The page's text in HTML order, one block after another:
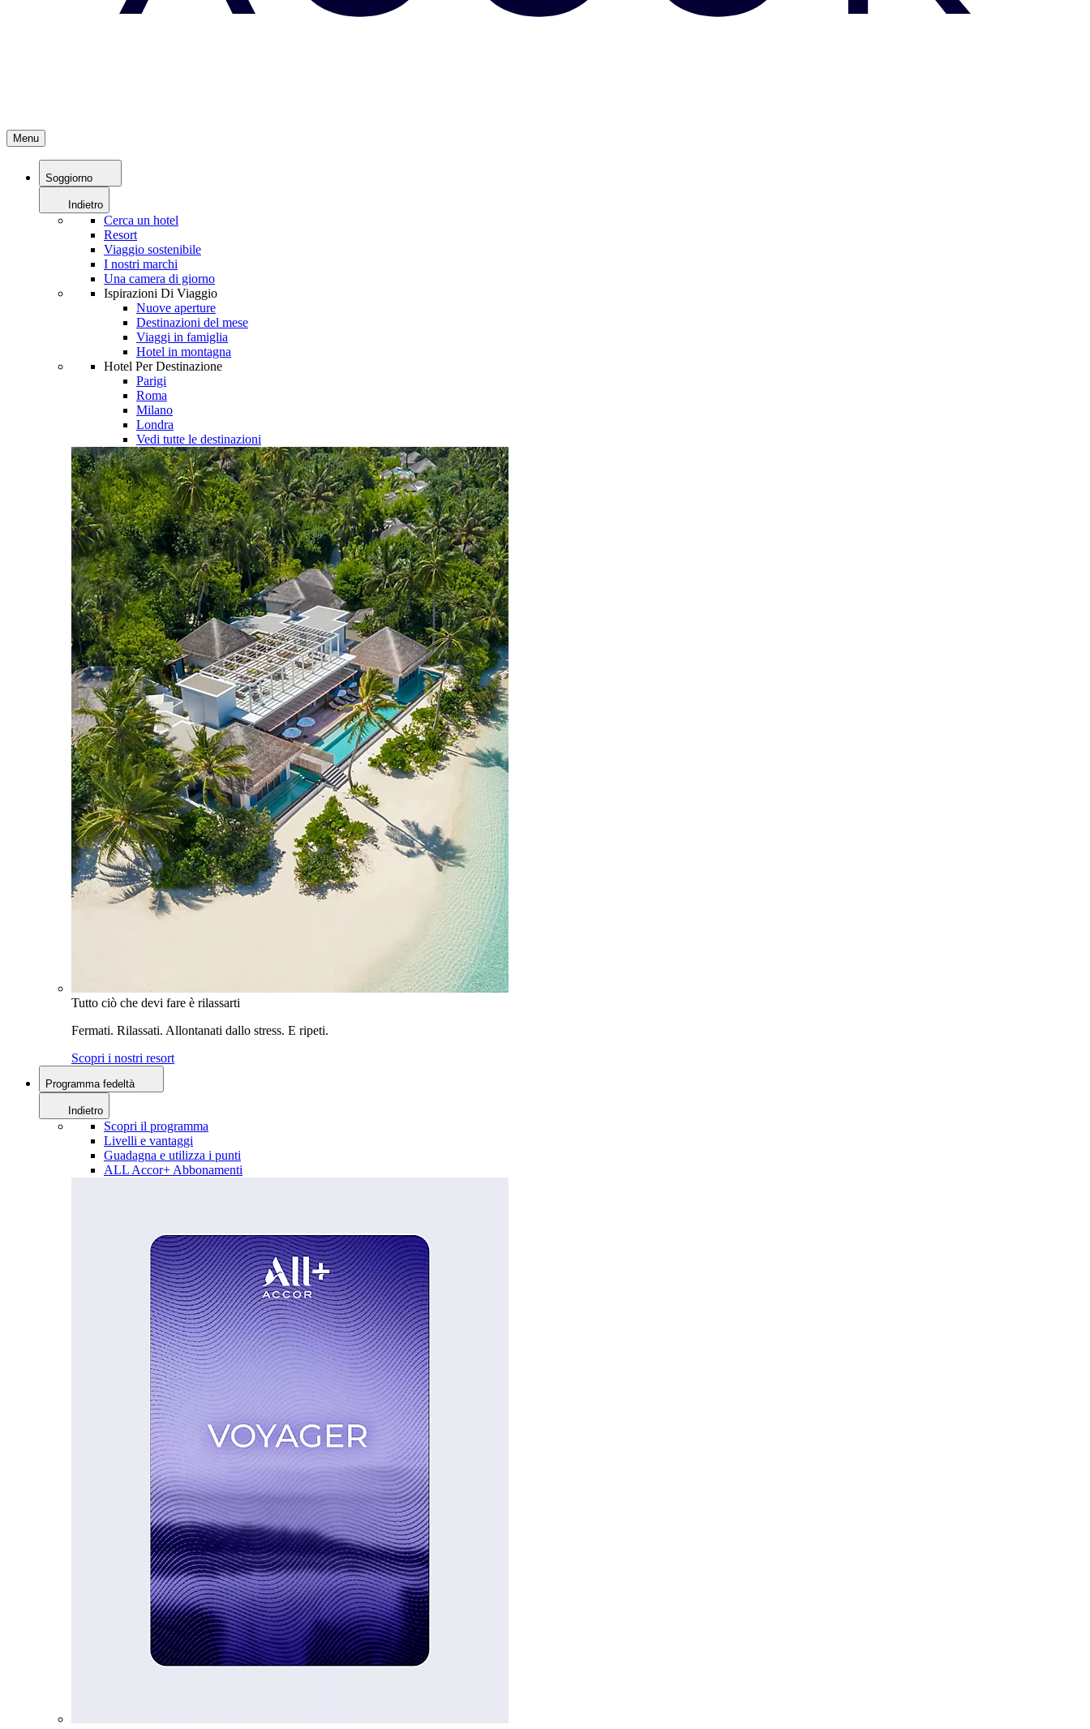
Menu
Soggiorno
Indietro
Cerca un hotel
Resort
Viaggio sostenibile
I nostri marchi
Una camera di giorno
Ispirazioni Di Viaggio
Nuove aperture
Destinazioni del mese
Viaggi in famiglia
Hotel in montagna
Hotel Per Destinazione
Parigi
Roma
Milano
Londra
Vedi tutte le destinazioni
Tutto ciò che devi fare è rilassarti
Fermati. Rilassati. Allontanati dallo stress. E ripeti.
Scopri i nostri resort
Programma fedeltà
Indietro
Scopri il programma
Livelli e vantaggi
Guadagna e utilizza i punti
ALL Accor+ Abbonamenti